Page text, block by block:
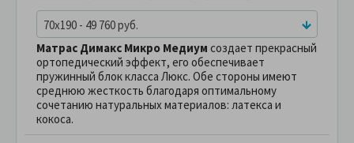
70x190 - 49 760 руб.
Матрас Димакс Микро Медиум создает прекрасный
ортопедический эффект, его обеспечивает
пружинный блок класса Люкс. Обе стороны имеют
среднюю жесткость благодаря оптимальному
сочетанию натуральных материалов: латекса и
кокоса.